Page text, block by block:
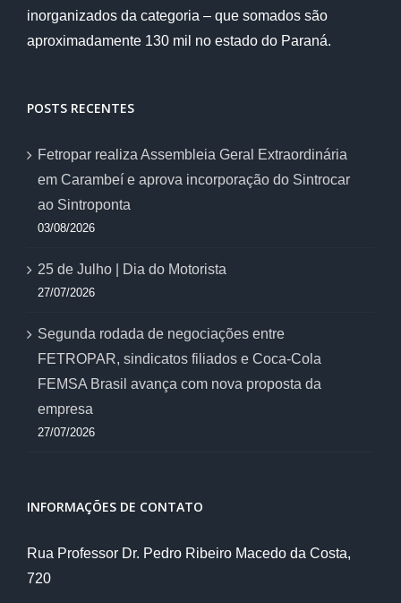
inorganizados da categoria – que somados são
aproximadamente 130 mil no estado do Paraná.
POSTS RECENTES
Fetropar realiza Assembleia Geral Extraordinária
em Carambeí e aprova incorporação do Sintrocar
ao Sintroponta
03/08/2026
25 de Julho | Dia do Motorista
27/07/2026
Segunda rodada de negociações entre
FETROPAR, sindicatos filiados e Coca-Cola
FEMSA Brasil avança com nova proposta da
empresa
27/07/2026
INFORMAÇÕES DE CONTATO
Rua Professor Dr. Pedro Ribeiro Macedo da Costa,
720